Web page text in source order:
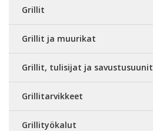
Grillit
Grillit ja muurikat
Grillit, tulisijat ja savustusuunit
Grillitarvikkeet
Grillityökalut